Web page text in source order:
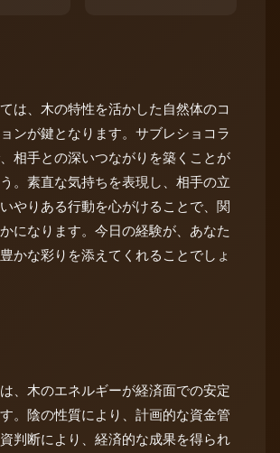
は、木の特性を活かした自然体のコ
ンが鍵となります。サブレショコラ
相手との深いつながりを築くことが
。素直な気持ちを表現し、相手の立
やりある行動を心がけることで、関
になります。今日の経験が、あなた
かな彩りを添えてくれることでしょ
、木のエネルギーが経済面での安定
。陰の性質により、計画的な資金管
判断により、経済的な成果を得られ